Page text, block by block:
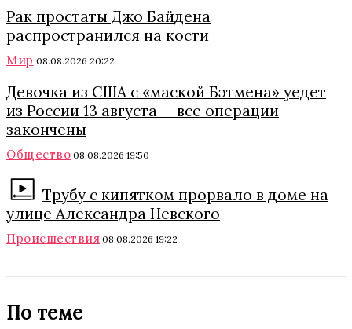
Рак простаты Джо Байдена
распространился на кости
Мир 08.08.2026 20:22
Девочка из США с «маской Бэтмена» уедет
из России 13 августа — все операции
закончены
Общество 08.08.2026 19:50
Трубу с кипятком прорвало в доме на
улице Александра Невского
Происшествия 08.08.2026 19:22
По теме